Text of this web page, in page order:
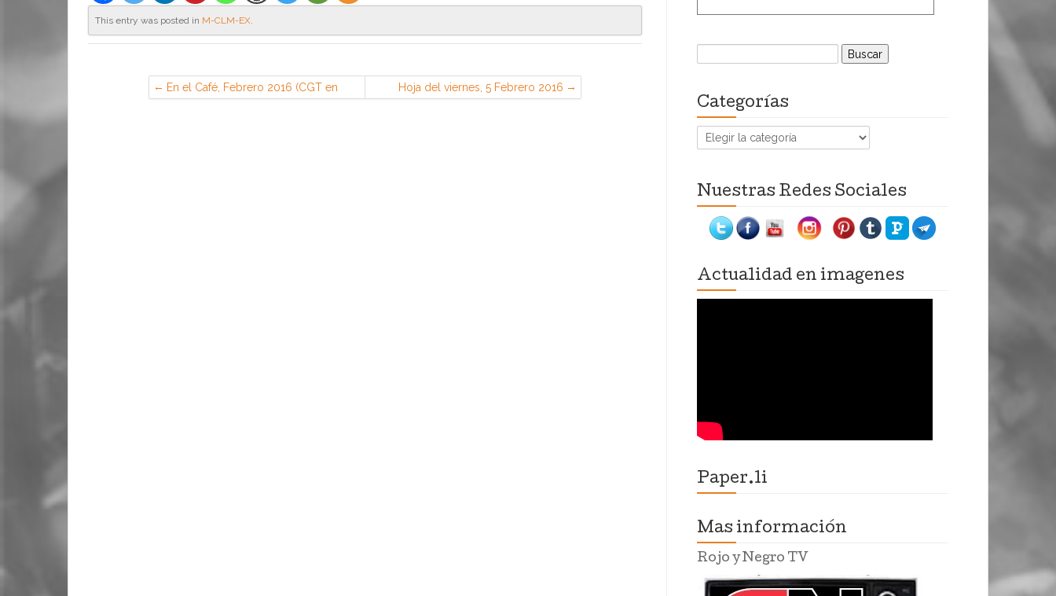
This entry was posted in M-CLM-EX.
En el Café, Febrero 2016 (CGT en
Airbus, Illescas)
Hoja del viernes, 5 Febrero 2016
(CGT en EADS Airbus, Getafe)
Buscar:
Categorías
Categorías
Nuestras Redes Sociales
Actualidad en imagenes
Paper.li
Mas información
Rojo y Negro TV